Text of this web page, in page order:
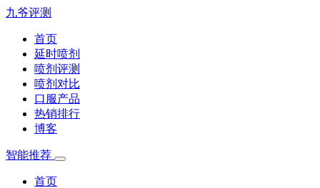
九爷评测
首页
延时喷剂
喷剂评测
喷剂对比
口服产品
热销排行
博客
智能推荐
首页